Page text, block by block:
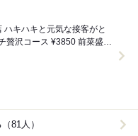
81人）